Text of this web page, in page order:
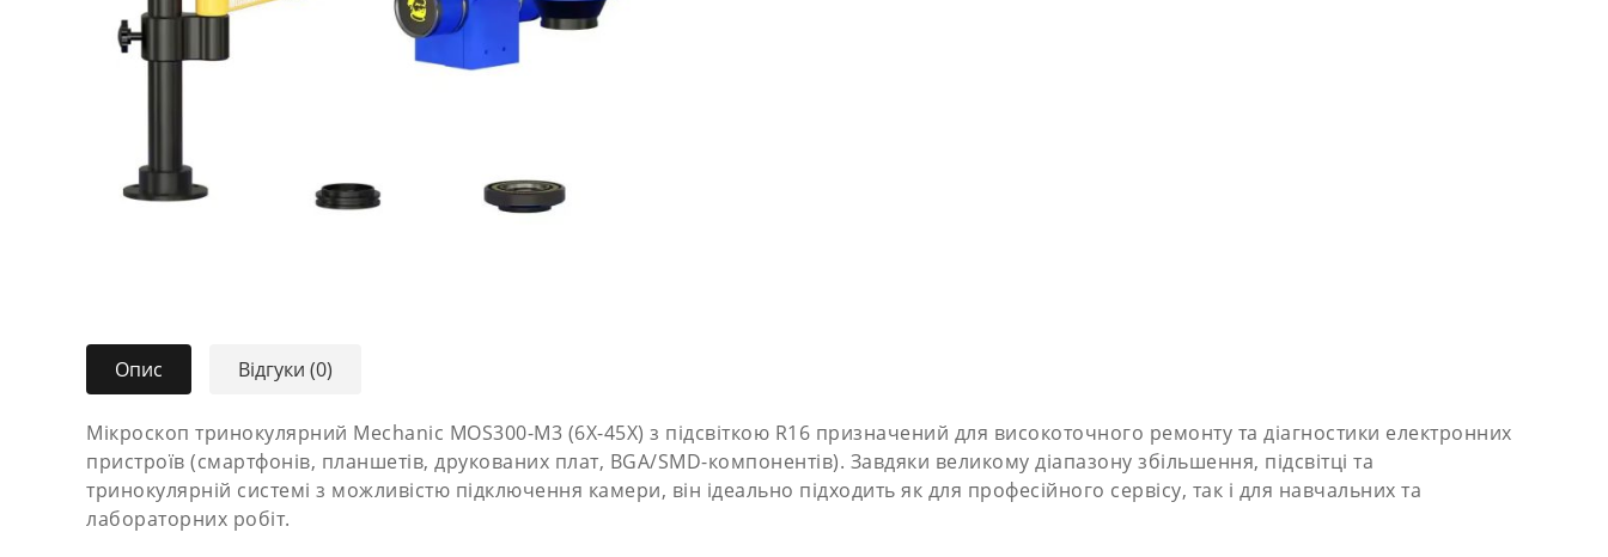
Опис Відгуки (0)
Мікроскоп тринокулярний Mechanic MOS300-M3 (6X-45X) з підсвіткою R16 призначений для високоточного ремонту та діагностики електронних
пристроїв (смартфонів, планшетів, друкованих плат, BGA/SMD-компонентів). Завдяки великому діапазону збільшення, підсвітці та
тринокулярній системі з можливістю підключення камери, він ідеально підходить як для професійного сервісу, так і для навчальних та
лабораторних робіт.